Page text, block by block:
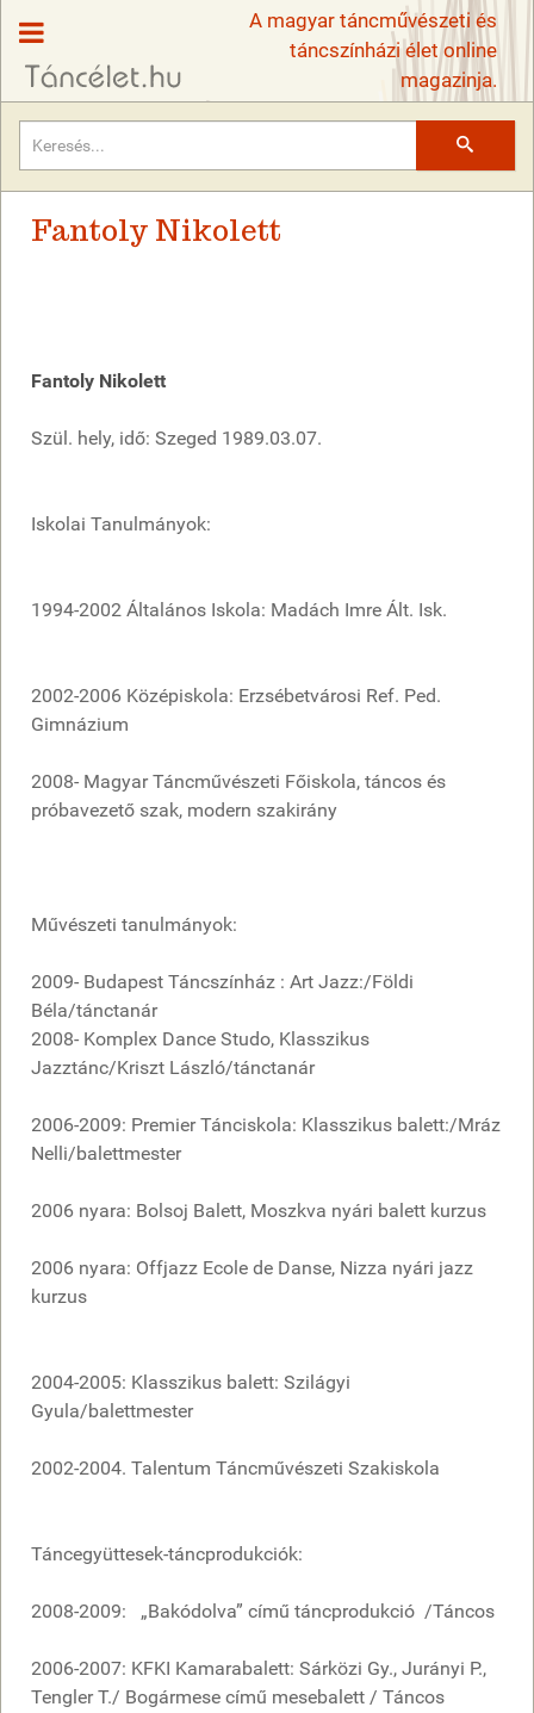
A magyar táncművészeti és
táncszínházi élet online
magazinja.
Fantoly Nikolett
Fantoly Nikolett
Szül. hely, idő: Szeged 1989.03.07.
Iskolai Tanulmányok:
1994-2002 Általános Iskola: Madách Imre Ált. Isk.
2002-2006 Középiskola: Erzsébetvárosi Ref. Ped.
Gimnázium
2008- Magyar Táncművészeti Főiskola, táncos és
próbavezető szak, modern szakirány
Művészeti tanulmányok:
2009- Budapest Táncszínház : Art Jazz:/Földi
Béla/tánctanár
2008- Komplex Dance Studo, Klasszikus
Jazztánc/Kriszt László/tánctanár
2006-2009: Premier Tánciskola: Klasszikus balett:/Mráz
Nelli/balettmester
2006 nyara: Bolsoj Balett, Moszkva nyári balett kurzus
2006 nyara: Offjazz Ecole de Danse, Nizza nyári jazz
kurzus
2004-2005: Klasszikus balett: Szilágyi
Gyula/balettmester
2002-2004. Talentum Táncművészeti Szakiskola
Táncegyüttesek-táncprodukciók:
2008-2009: „Bakódolva” című táncprodukció /Táncos
2006-2007: KFKI Kamarabalett: Sárközi Gy., Jurányi P.,
Tengler T./ Bogármese című mesebalett / Táncos